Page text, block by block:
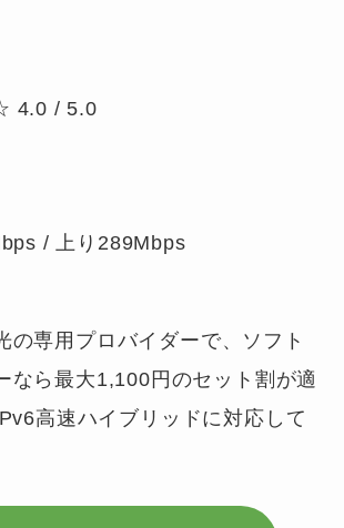
/ 5.0
/ 上り289Mbps
の専用プロバイダーで、ソフト
なら最大1,100円のセット割が適
高速ハイブリッドに対応して